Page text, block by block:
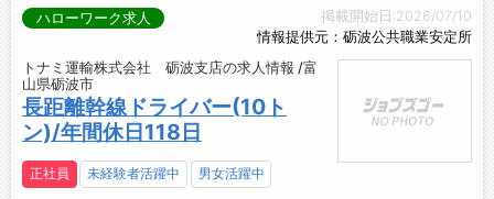
掲載開始日:2026/07/10
情報提供元：砺波公共職業安定所
ハローワーク求人
トナミ運輸株式会社 砺波支店の求人情報 /富
山県砺波市
長距離幹線ドライバー(10ト
ン)/年間休日118日
正社員 未経験者活躍中 男女活躍中